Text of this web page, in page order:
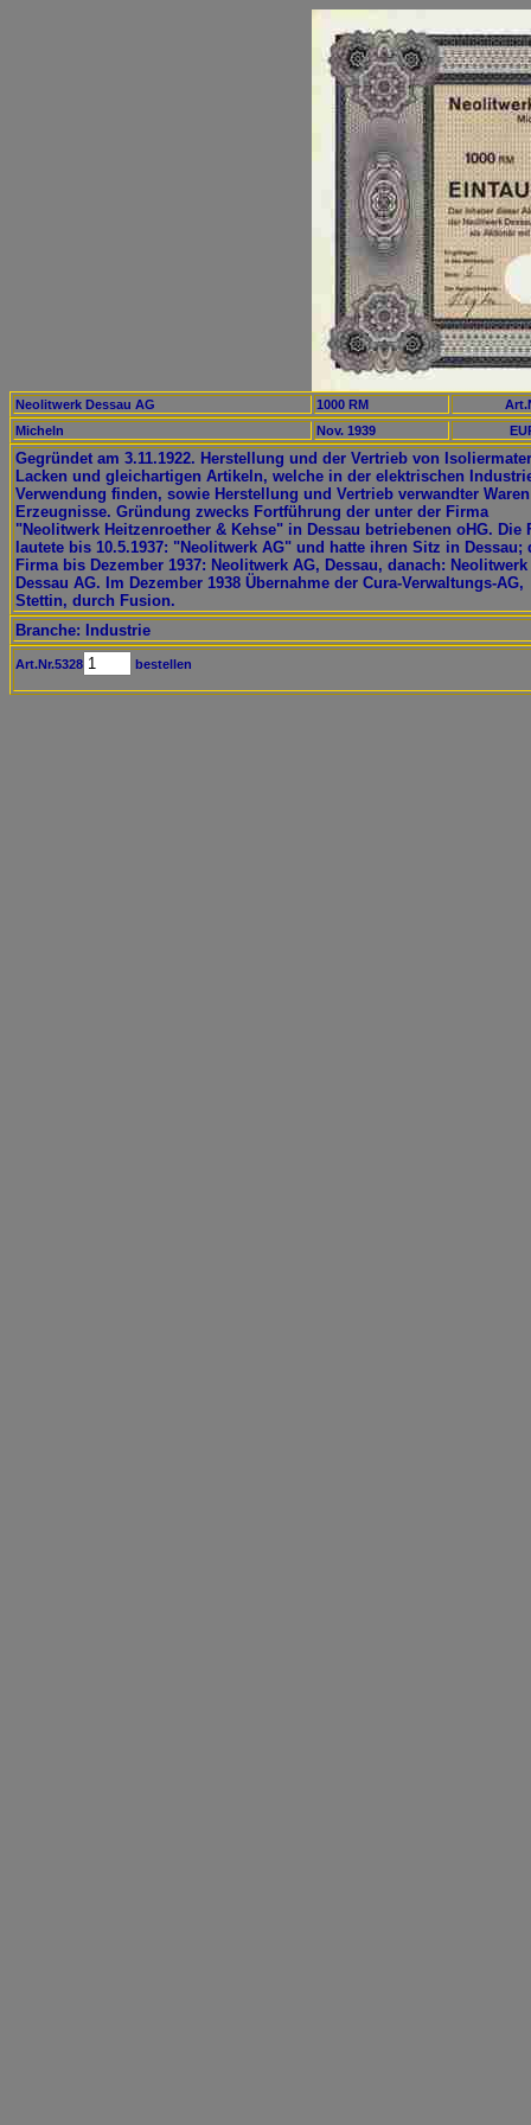
Neolitwerk Dessau AG 1000 RM
Micheln
Nov. 1939
Gegründet am 3.11.1922. Herstellung und der Vertrieb von
Lacken und gleichartigen Artikeln, welche in der elektrischen
Verwendung finden, sowie Herstellung und Vertrieb verwandter
Erzeugnisse. Gründung zwecks Fortführung der unter der Firma
"Neolitwerk Heitzenroether & Kehse" in Dessau betriebenen oHG. Die
lautete bis 10.5.1937: "Neolitwerk AG" und hatte ihren Sitz in Dessau;
Firma bis Dezember 1937: Neolitwerk AG, Dessau, danach: Neolitwerk
Dessau AG. Im Dezember 1938 Übernahme der Cura-Verwaltungs-AG,
Stettin, durch Fusion.
Branche: Industrie
Art.Nr.5328 bestellen